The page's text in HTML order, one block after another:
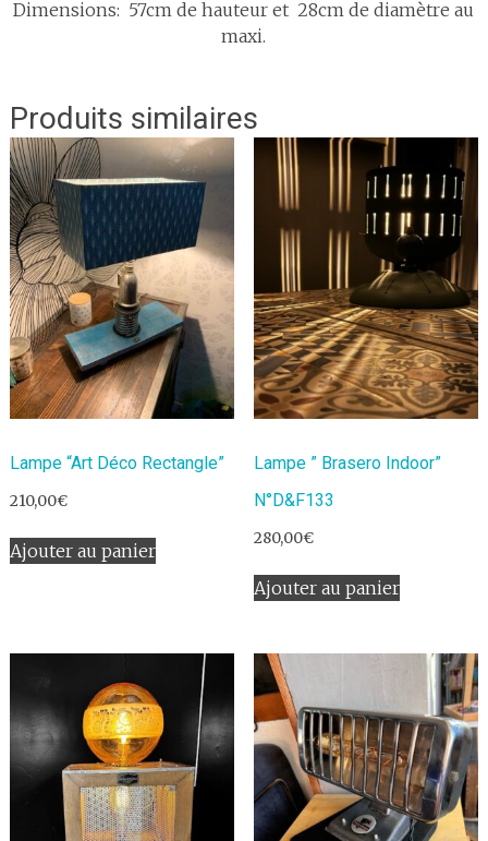
Dimensions: 57cm de hauteur et 28cm de diamètre au
maxi.
Produits similaires
Lampe “Art Déco Rectangle”
210,00€
Ajouter au panier
Lampe ” Brasero Indoor”
N°D&F133
280,00€
Ajouter au panier